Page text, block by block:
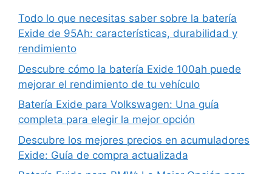
Todo lo que necesitas saber sobre la batería
Exide de 95Ah: características, durabilidad y
rendimiento
Descubre cómo la batería Exide 100ah puede
mejorar el rendimiento de tu vehículo
Batería Exide para Volkswagen: Una guía
completa para elegir la mejor opción
Descubre los mejores precios en acumuladores
Exide: Guía de compra actualizada